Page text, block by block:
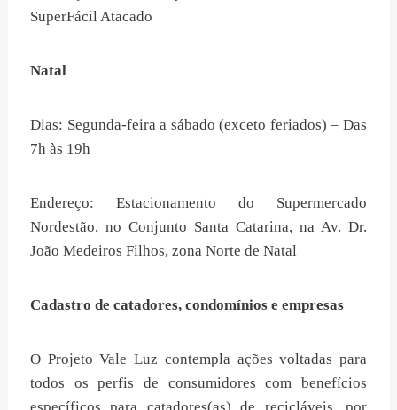
SuperFácil Atacado
Natal
Dias: Segunda-feira a sábado (exceto feriados) – Das
7h às 19h
Endereço: Estacionamento do Supermercado
Nordestão, no Conjunto Santa Catarina, na Av. Dr.
João Medeiros Filhos, zona Norte de Natal
Cadastro de catadores, condomínios e empresas
O Projeto Vale Luz contempla ações voltadas para
todos os perfis de consumidores com benefícios